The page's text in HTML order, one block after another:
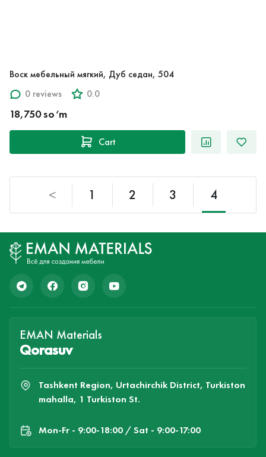
Воск мебельный мягкий, Дуб седан, 504
0 reviews
0.0
18,750 so‘m
Cart
< 1 2 3 4
EMAN Materials
Qorasuv
Tashkent Region, Urtachirchik District, Turkiston
mahalla, 1 Turkiston St.
Mon-Fr - 9:00-18:00 / Sat - 9:00-17:00